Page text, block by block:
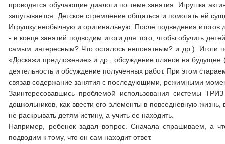
проводятся обучающие диалоги по теме занятия. Игрушка
запутывается. Детское стремление общаться и помогать ей
Игрушку необычную и оригинальную. После подведения итогов
- в конце занятий подводим итоги для того, чтобы обучить
самым интересным? Что осталось непонятным? и др.). Итоги
«Доскажи предложение» и др., обсуждение планов на
деятельность и обсуждение полученных работ. При этом
связав содержание занятия с последующими, режимными
Заинтересовавшись проблемой использования системы
дошкольников, как ввести его элементы в повседневную
не раскрывать детям истину, а учить ее находить.
Например, ребенок задал вопрос. Сначала спрашиваем, а
подводим к тому, что он сам находит ответ.